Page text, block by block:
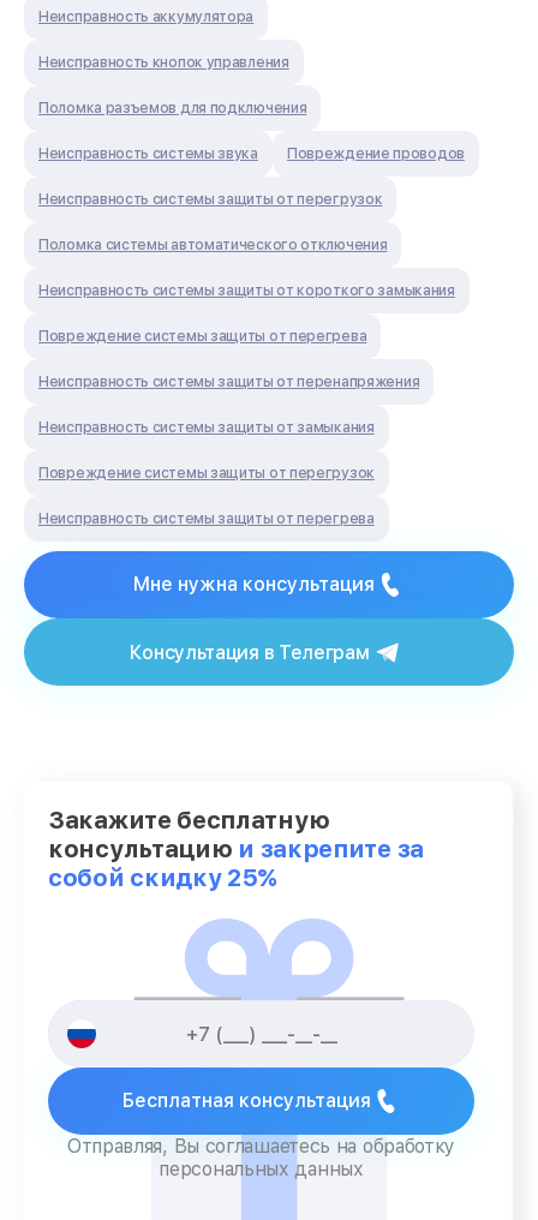
Неисправность аккумулятора
Неисправность кнопок управления
Поломка разъемов для подключения
Неисправность системы звука Повреждение проводов
Неисправность системы защиты от перегрузок
Поломка системы автоматического отключения
Неисправность системы защиты от короткого замыкания
Повреждение системы защиты от перегрева
Неисправность системы защиты от перенапряжения
Неисправность системы защиты от замыкания
Повреждение системы защиты от перегрузок
Неисправность системы защиты от перегрева
Мне нужна консультация
Консультация в Телеграм
Закажите бесплатную
консультацию и закрепите за
собой скидку 25%
Бесплатная консультация
Отправляя, Вы соглашаетесь на обработку
персональных данных